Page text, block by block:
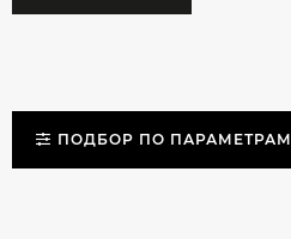
ПОДБОР ПО ПАРАМЕТРАМ